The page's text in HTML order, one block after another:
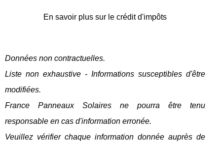
En savoir plus sur le crédit d'impôts
Données non contractuelles.
Liste non exhaustive - Informations susceptibles d'être
modifiées.
France Panneaux Solaires ne pourra être tenu
responsable en cas d'information erronée.
Veuillez vérifier chaque information donnée auprès de